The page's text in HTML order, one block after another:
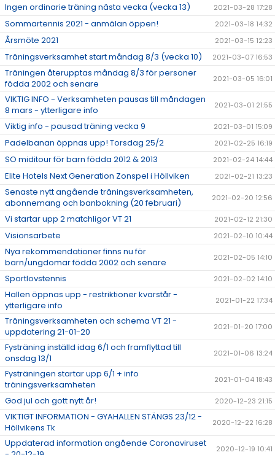
Ingen ordinarie träning nästa vecka (vecka 13) 2021-03-28 17:28
Sommartennis 2021 - anmälan öppen! 2021-03-18 14:32
Årsmöte 2021 2021-03-15 12:23
Träningsverksamhet start måndag 8/3 (vecka 10) 2021-03-07 16:53
Träningen återupptas måndag 8/3 för personer
födda 2002 och senare
2021-03-05 16:01
VIKTIG INFO - Verksamheten pausas till måndagen
8 mars - ytterligare info
2021-03-01 21:55
Viktig info - pausad träning vecka 9 2021-03-01 15:09
Padelbanan öppnas upp! Torsdag 25/2 2021-02-25 16:19
SO miditour för barn födda 2012 & 2013 2021-02-24 14:44
Elite Hotels Next Generation Zonspel i Höllviken 2021-02-21 13:23
Senaste nytt angående träningsverksamheten,
abonnemang och banbokning (20 februari)
2021-02-20 12:56
Vi startar upp 2 matchligor VT 21 2021-02-12 21:30
Visionsarbete 2021-02-10 10:44
Nya rekommendationer finns nu för
barn/ungdomar födda 2002 och senare
2021-02-05 14:10
Sportlovstennis 2021-02-02 14:10
Hallen öppnas upp - restriktioner kvarstår -
ytterligare info
2021-01-22 17:34
Träningsverksamheten och schema VT 21 -
uppdatering 21-01-20
2021-01-20 17:00
Fysträning inställd idag 6/1 och framflyttad till
onsdag 13/1
2021-01-06 13:24
Fysträningen startar upp 6/1 + info
träningsverksamheten
2021-01-04 18:43
God jul och gott nytt år! 2020-12-23 21:15
VIKTIGT INFORMATION - GYAHALLEN STÄNGS 23/12 -
Höllvikens Tk
2020-12-22 16:28
Uppdaterad information angående Coronaviruset
2020-12-19 10:41